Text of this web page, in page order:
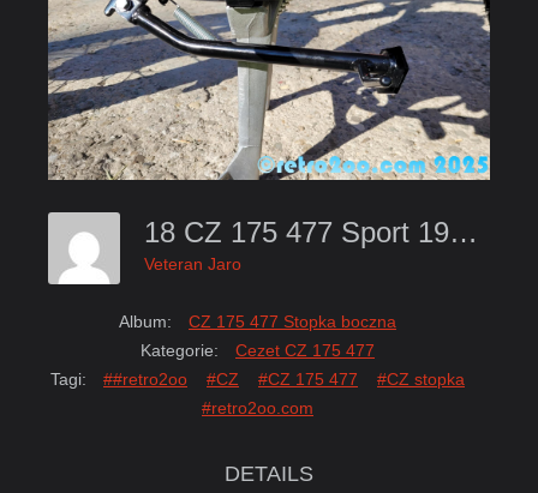
18 CZ 175 477 Sport 1974 Montaz Wspawanie Stopki Bocznej Stopka Motocykl Motor Motorrad Czech Retro2oo
Veteran Jaro
Album:
CZ 175 477 Stopka boczna
Kategorie:
Cezet CZ 175 477
Tagi:
##retro2oo #CZ #CZ 175 477
#CZ stopka
#retro2oo.com
DETAILS